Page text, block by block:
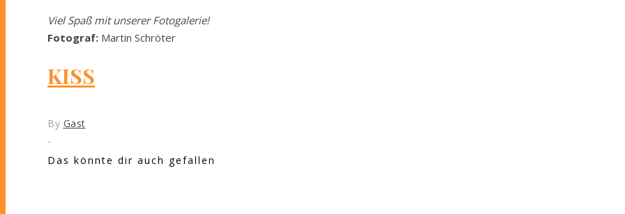
Viel Spaß mit unserer Fotogalerie!
Fotograf: Martin Schröter
KISS
By Gast
Das könnte dir auch gefallen